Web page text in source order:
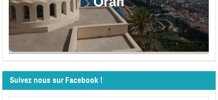
Suivez nous sur Facebook !